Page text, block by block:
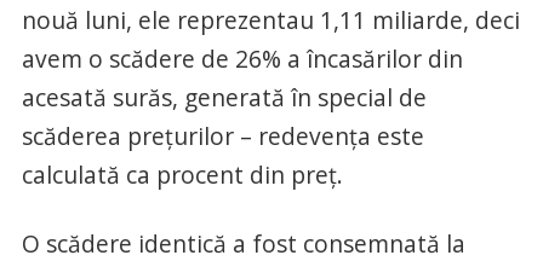
nouă luni, ele reprezentau 1,11 miliarde, deci
avem o scădere de 26% a încasărilor din
acesată surăs, generată în special de
scăderea prețurilor – redevența este
calculată ca procent din preț.
O scădere identică a fost consemnată la